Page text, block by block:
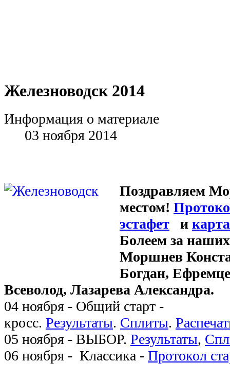
Железноводск 2014
Информация о материале
03 ноября 2014
Поздравляем
местом!
эстафет и карта
Болеем за
Моршнев
Богдан,
Всеволод, Лазарева Александра.
04 ноября - Общий старт -
кросс. Результаты. Сплиты.
05 ноября - ВЫБОР. Результаты,
06 ноября - Классика - Протокол